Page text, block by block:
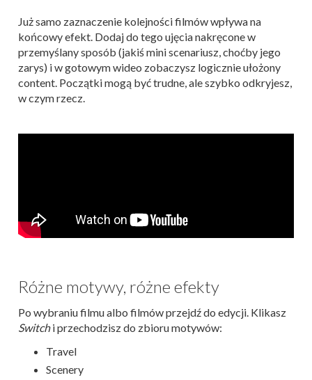
Już samo zaznaczenie kolejności filmów wpływa na
końcowy efekt. Dodaj do tego ujęcia nakręcone w
przemyślany sposób (jakiś mini scenariusz, choćby jego
zarys) i w gotowym wideo zobaczysz logicznie ułożony
content. Początki mogą być trudne, ale szybko odkryjesz,
w czym rzecz.
Różne motywy, różne efekty
Po wybraniu filmu albo filmów przejdź do edycji. Klikasz
Switchi przechodzisz do zbioru motywów:
Travel
Scenery